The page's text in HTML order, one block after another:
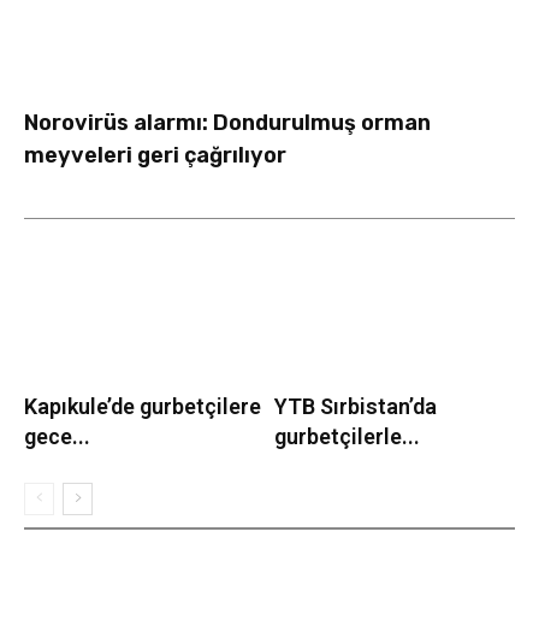
Norovirüs alarmı: Dondurulmuş orman
meyveleri geri çağrılıyor
Kapıkule’de gurbetçilere
gece...
YTB Sırbistan’da
gurbetçilerle...